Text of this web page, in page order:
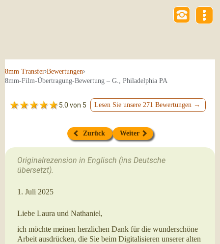
8mm Transfer›Bewertungen›
8mm-Film-Übertragung-Bewertung – G., Philadelphia PA
5.0 von 5 Lesen Sie unsere 271 Bewertungen →
Zurück Weiter
Originalrezension in Englisch (ins Deutsche
übersetzt).
1. Juli 2025
Liebe Laura und Nathaniel,
ich möchte meinen herzlichen Dank für die wunderschöne
Arbeit ausdrücken, die Sie beim Digitalisieren unserer alten